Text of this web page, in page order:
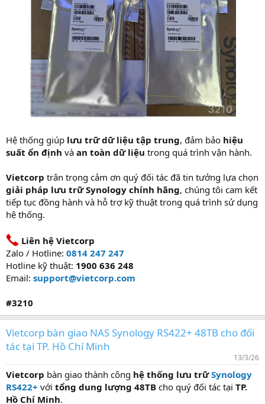
Hệ thống giúp lưu trữ dữ liệu tập trung, đảm bảo hiệu
suất ổn định và an toàn dữ liệu trong quá trình vận hành.
Vietcorp trân trọng cảm ơn quý đối tác đã tin tưởng lựa chọn
giải pháp lưu trữ Synology chính hãng, chúng tôi cam kết
tiếp tục đồng hành và hỗ trợ kỹ thuật trong quá trình sử dụng
hệ thống.
Liên hệ Vietcorp
Zalo / Hotline: 0814 247 247
Hotline kỹ thuật: 1900 636 248
Email: support@vietcorp.com
#3210
Vietcorp bàn giao NAS Synology RS422+ 48TB cho đối
tác tại TP. Hồ Chí Minh
13/3/26
Vietcorp bàn giao thành công hệ thống lưu trữSynology
RS422+ với tổng dung lượng 48TB cho quý đối tác tại TP.
Hồ Chí Minh.